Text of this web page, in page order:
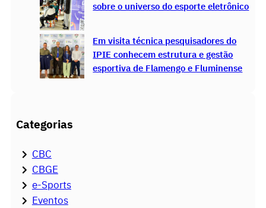
sobre o universo do esporte eletrônico
Em visita técnica pesquisadores do
IPIE conhecem estrutura e gestão
esportiva de Flamengo e Fluminense
Categorias
CBC
CBGE
e-Sports
Eventos